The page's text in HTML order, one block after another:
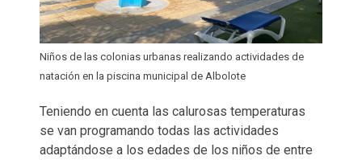
Niños de las colonias urbanas realizando actividades de
natación en la piscina municipal de Albolote
Teniendo en cuenta las calurosas temperaturas
se van programando todas las actividades
adaptándose a los edades de los niños de entre